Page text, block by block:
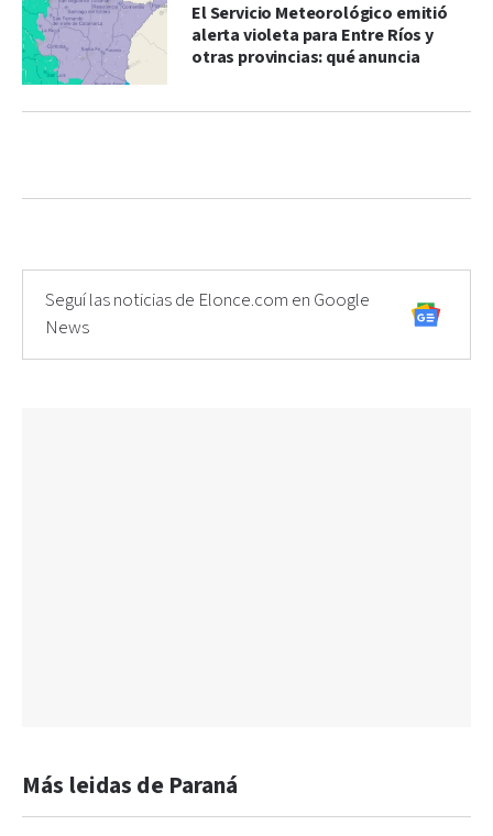
El Servicio Meteorológico emitió
alerta violeta para Entre Ríos y
otras provincias: qué anuncia
Seguí las noticias de Elonce.com en Google
News
Más leidas de Paraná